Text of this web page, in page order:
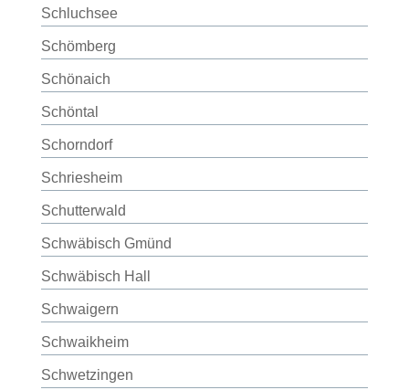
Schluchsee
Schömberg
Schönaich
Schöntal
Schorndorf
Schriesheim
Schutterwald
Schwäbisch Gmünd
Schwäbisch Hall
Schwaigern
Schwaikheim
Schwetzingen